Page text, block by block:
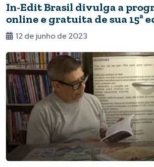
In-Edit Brasil divulga a
online e gratuita de sua 15ª
12 de junho de 2023